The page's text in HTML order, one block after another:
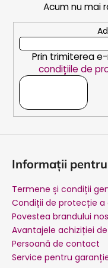
Acum nu mai
Prin trimiterea
condițiile de
Informații
Termene și condiții
Condiții de protecție
Povestea brandului
Avantajele achiziției
Persoană de contact
Service pentru